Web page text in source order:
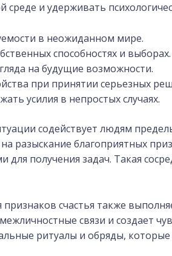
и удерживать
в неожиданном мире.
способностях и выборах.
на будущие возможности.
при принятии серьезных
усилия в непростых случаях.
содействует людям
разыскание благоприятных
для получения задач. Такая
счастья также
связи и создает
ритуалы и обряды,